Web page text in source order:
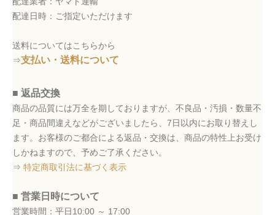
配達日時：ご指定いただけます
送料についてはこちらから
⇒支払い・送料について
■ 返品交換
商品の品質には万全を期しておりますが、不良品・汚損・数量不
足・商品間違えなどがございましたら、7日以内にお取り替えし
ます。お客様のご都合による返品・交換は、商品の特性上お受け
しかねますので、予めご了承ください。
⇒ 特定商取引法に基づく表示
■ 営業日時について
営業時間：平日10:00 ～ 17:00